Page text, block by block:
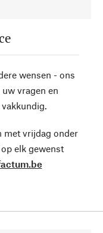
wensen - ons
vragen en
met vrijdag onder
elk gewenst